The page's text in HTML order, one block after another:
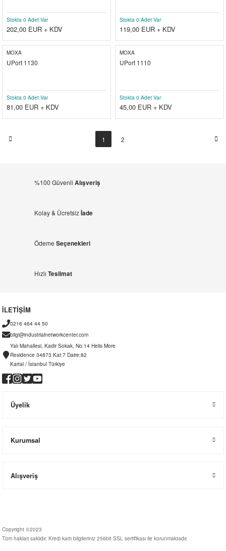
Stokta 0 Adet Var
202,00 EUR + KDV
Stokta 0 Adet Var
119,00 EUR + KDV
MOXA
UPort 1130
Stokta 0 Adet Var
81,00 EUR + KDV
MOXA
UPort 1110
Stokta 0 Adet Var
45,00 EUR + KDV
1 2
%100 Güvenli Alışveriş
Kolay & Ücretsizİade
Ödeme Seçenekleri
Hızlı Teslimat
İLETİŞİM
0216 464 44 50
bilgi@industrialnetworkcenter.com
Yalı Mahallesi, Kadir Sokak, No:14 Helis More
Residence 34873 Kat:7 Daire:82
Kartal / İstanbul Türkiye
Üyelik
Kurumsal
Alışveriş
Copyright ©2023
Tüm hakları saklıdır. Kredi kartı bilgileriniz 256bit SSL sertifikası ile korunmaktadır.